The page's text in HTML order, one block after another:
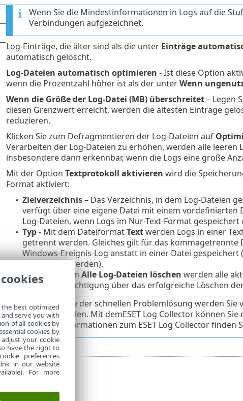
Wenn Sie die Mindestinformationen in Logs auf die
Verbindungen aufgezeichnet.
Log-Einträge, die älter sind als die unter Einträge
automatisch gelöscht.
Log-Dateien automatisch optimieren - Ist diese Option
wenn die Prozentzahl höher ist als der unterWenn
Wenn die Größe der Log-Datei (MB) überschreitet– Legen
diesen Grenzwert erreicht, werden die ältesten Einträge
reduzieren.
Klicken Sie zum Defragmentieren der Log-Dateien auf
Verarbeiten der Log-Dateien zu erhöhen, werden alle
insbesondere dann erkennbar, wenn die Logs eine große
Mit der Option Textprotokoll aktivieren wird die
Format aktiviert:
• Zielverzeichnis– Das Verzeichnis, in dem Log-Dateien
verfügt über eine eigene Datei mit einem vordefinierten
Log-Dateien, wenn Logs im Nur-Text-Format gespeichert
• Typ- Mit dem DateiformatTextwerden Logs in einer
getrennt werden. Gleiches gilt für das kommagetrennte
Windows-Ereignis-Log anstatt in einer Datei
eingesehen werden).
Mit der Option Alle Log-Dateien löschen werden alle
Eine Benachrichtigung über das erfolgreiche Löschen
Zum Zwecke der schnellen Problemlösung werden
bereitzustellen. Mit demESET Log Collector können
Weitere Informationen zum ESET Log Collector finden
best optimized
serve you with
of all cookies by
cookies by
your cookie
have the right to
preferences
in our website
For more